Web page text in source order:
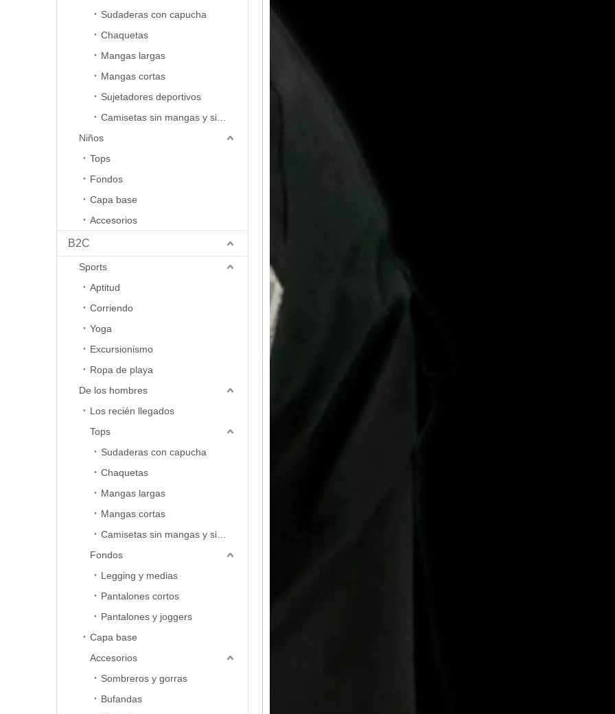
Sudaderas con capucha
Chaquetas
Mangas largas
Mangas cortas
Sujetadores deportivos
Niños
Tops
Fondos
Capa base
Accesorios
B2C
Sports
Aptitud
Corriendo
Yoga
Excursionismo
Ropa de playa
De los hombres
Los recién llegados
Tops
Sudaderas con capucha
Chaquetas
Mangas largas
Mangas cortas
Fondos
Legging y medias
Pantalones cortos
Pantalones y joggers
Capa base
Accesorios
Sombreros y gorras
Bufandas